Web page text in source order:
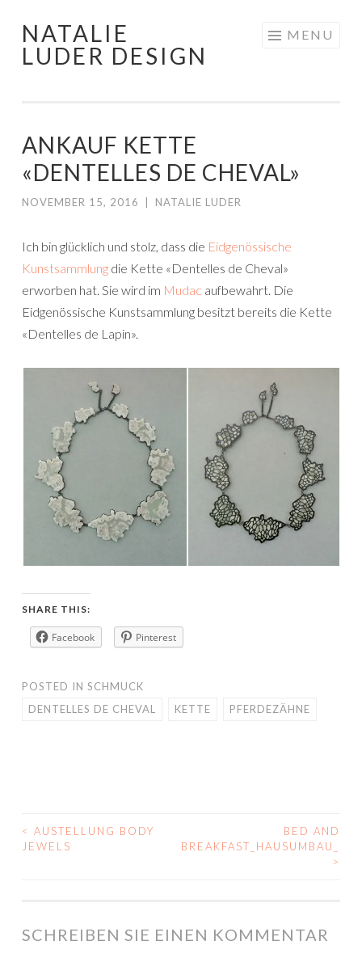
Skip
NATALIE
LUDER DESIGN
MENU
ANKAUF KETTE
«DENTELLES DE CHEVAL»
NOVEMBER 15, 2016 NATALIE LUDER
Ich bin glücklich und stolz, dass die Eidgenössische
Kunstsammlung die Kette «Dentelles de Cheval»
erworben hat. Sie wird im Mudac aufbewahrt. Die
Eidgenössische Kunstsammlung besitzt bereits die Kette
«Dentelles de Lapin».
SHARE THIS:
Facebook Pinterest
POSTED IN SCHMUCK
DENTELLES DE CHEVAL
KETTE PFERDEZÄHNE
POST
< AUSTELLUNG BODY
JEWELS
BED AND
BREAKFAST_HAUSUMBAU_1
>
SCHREIBEN SIE EINEN KOMMENTAR